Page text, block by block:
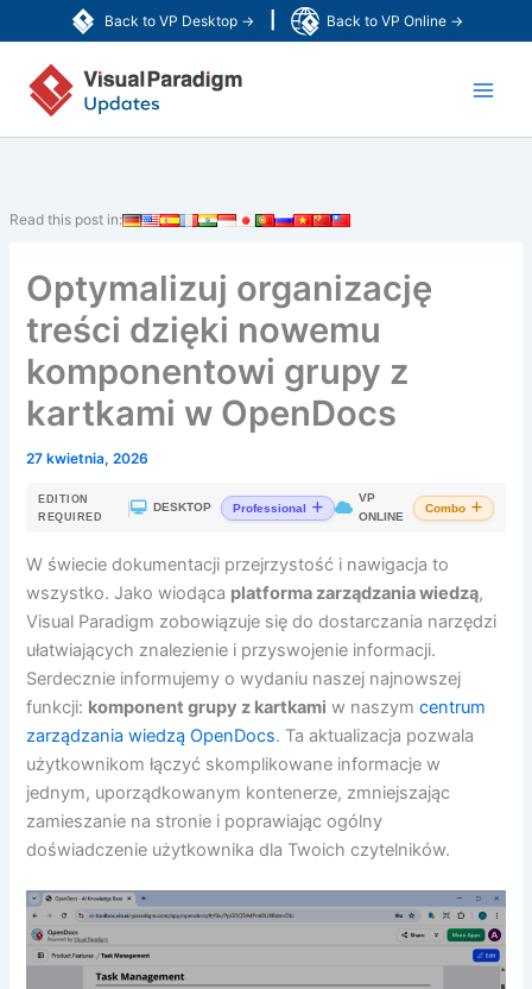
Back to VP Desktop → Back to VP Online →
do
treści
Read this post in:
Optymalizuj organizację
treści dzięki nowemu
komponentowi grupy z
kartkami w OpenDocs
27 kwietnia, 2026
EDITION
REQUIRED
DESKTOP Professional
VP
ONLINE
Combo
W świecie dokumentacji przejrzystość i nawigacja to
wszystko. Jako wiodąca platforma zarządzania wiedzą,
Visual Paradigm zobowiązuje się do dostarczania narzędzi
ułatwiających znalezienie i przyswojenie informacji.
Serdecznie informujemy o wydaniu naszej najnowszej
funkcji: komponent grupy z kartkami w naszymcentrum
zarządzania wiedzą OpenDocs. Ta aktualizacja pozwala
użytkownikom łączyć skomplikowane informacje w
jednym, uporządkowanym kontenerze, zmniejszając
zamieszanie na stronie i poprawiając ogólny
doświadczenie użytkownika dla Twoich czytelników.